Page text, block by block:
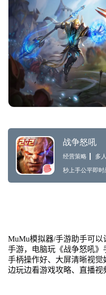
MuMu模拟器/手游助手可以
手游，电脑玩《战争怒吼》
手柄操作好、大屏清晰视觉
边玩边看游戏攻略、直播视